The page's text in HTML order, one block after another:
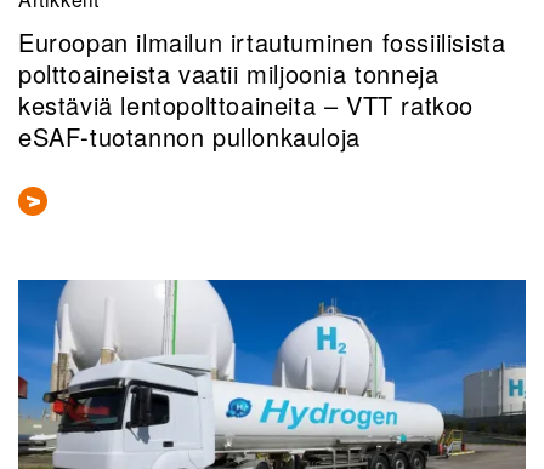
Euroopan ilmailun irtautuminen fossiilisista
polttoaineista vaatii miljoonia tonneja
kestäviä lentopolttoaineita – VTT ratkoo
eSAF-tuotannon pullonkauloja